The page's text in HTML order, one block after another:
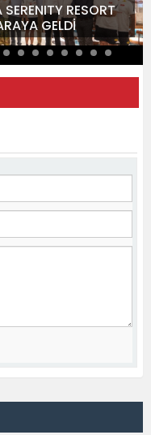
RESORT
GELDİ